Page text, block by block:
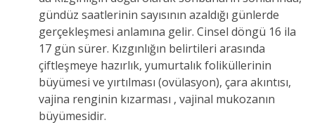
gündüz saatlerinin sayısının azaldığı günlerde
gerçekleşmesi anlamına gelir. Cinsel döngü 16 ila
17 gün sürer. Kızgınlığın belirtileri arasında
çiftleşmeye hazırlık, yumurtalık foliküllerinin
büyümesi ve yırtılması (ovülasyon), çara akıntısı,
vajina renginin kızarması , vajinal mukozanın
büyümesidir.